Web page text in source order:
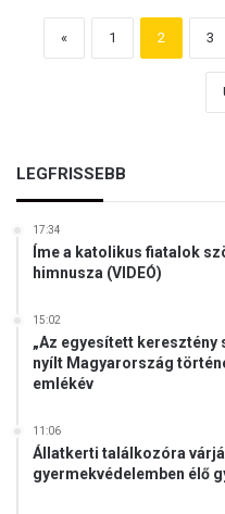
« 1 2 3
LEGFRISSEBB
17:34
Íme a katolikus fiatalok
himnusza (VIDEÓ)
15:02
„Az egyesített
nyílt Magyarország
emlékév
11:06
Állatkerti találkozóra
gyermekvédelemben élő